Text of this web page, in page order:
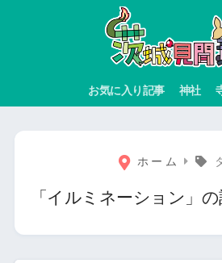
お気に入り記事 神社
ホーム
「イルミネーション」